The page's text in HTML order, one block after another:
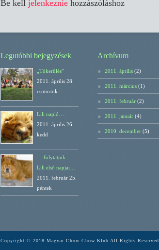
Be kell jelenkeznie hozzászóláshoz
Legutóbbi bejegyzések
„Tókerülés”
2011. április 28.
csütörtök
Lili napló…
2011. április 26.
kedd
… folytatjuk…
Lili első napjai…
2011. február 25.
péntek
Archívum
2011. április(2)
2011. március(1)
2011. február(2)
2011. január(4)
2010. december(5)
Copyright © 2018 Magyar Chow Chow Klub All Rights Reserved